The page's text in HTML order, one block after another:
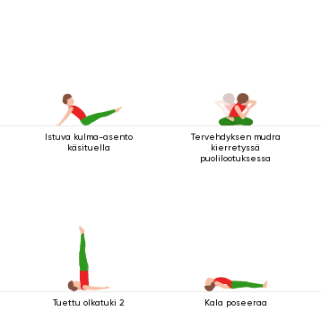
Istuva kulma-asento
käsituella
Tervehdyksen mudra
kierretyssä
puolilootuksessa
Tuettu olkatuki 2 Kala poseeraa